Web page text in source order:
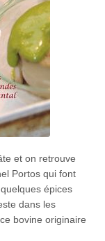
et on retrouve
Portos qui font
épices
dans les
bovine originaire